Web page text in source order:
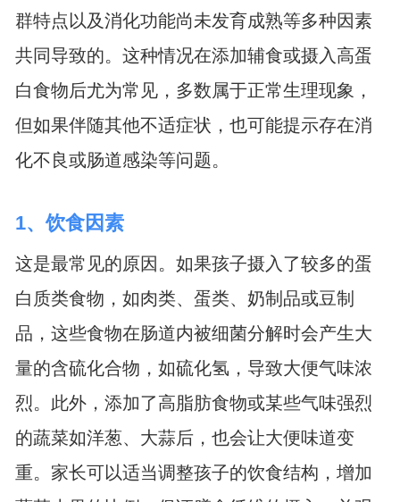
群特点以及消化功能尚未发育成熟等多种因素
共同导致的。这种情况在添加辅食或摄入高蛋
白食物后尤为常见，多数属于正常生理现象，
但如果伴随其他不适症状，也可能提示存在消
化不良或肠道感染等问题。
1、饮食因素
这是最常见的原因。如果孩子摄入了较多的蛋
白质类食物，如肉类、蛋类、奶制品或豆制
品，这些食物在肠道内被细菌分解时会产生大
量的含硫化合物，如硫化氢，导致大便气味浓
烈。此外，添加了高脂肪食物或某些气味强烈
的蔬菜如洋葱、大蒜后，也会让大便味道变
重。家长可以适当调整孩子的饮食结构，增加